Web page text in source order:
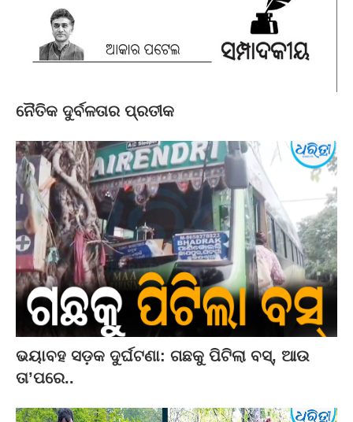
ନୈତିକ ଦୁର୍ବଳତାର ପ୍ରତୀକ
ଭୟାବହ ସଡ଼କ ଦୁର୍ଘଟଣା: ଗଛକୁ ପିଟିଲା ବସ୍‌, ଆଉ
ତା’ପରେ..